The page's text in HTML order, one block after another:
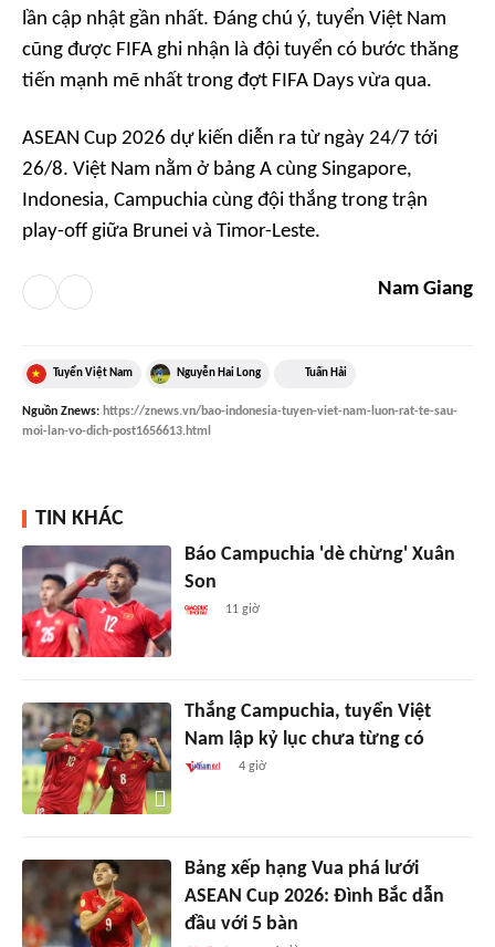
lần cập nhật gần nhất. Đáng chú ý, tuyển Việt Nam
cũng được FIFA ghi nhận là đội tuyển có bước thăng
tiến mạnh mẽ nhất trong đợt FIFA Days vừa qua.
ASEAN Cup 2026 dự kiến diễn ra từ ngày 24/7 tới
26/8. Việt Nam nằm ở bảng A cùng Singapore,
Indonesia, Campuchia cùng đội thắng trong trận
play-off giữa Brunei và Timor-Leste.
Nam Giang
Tuyển Việt Nam Nguyễn Hai Long Tuấn Hải
Nguồn Znews: https://znews.vn/bao-indonesia-tuyen-viet-nam-luon-rat-te-sau-
moi-lan-vo-dich-post1656613.html
TIN KHÁC
Báo Campuchia 'dè chừng' Xuân
Son
11 giờ
Thắng Campuchia, tuyển Việt
Nam lập kỷ lục chưa từng có
4 giờ
Bảng xếp hạng Vua phá lưới
ASEAN Cup 2026: Đình Bắc dẫn
đầu với 5 bàn